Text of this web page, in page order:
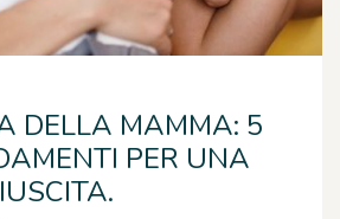
DELLA MAMMA: 5
PER UNA